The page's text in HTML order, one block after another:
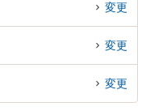
変更
変更
変更